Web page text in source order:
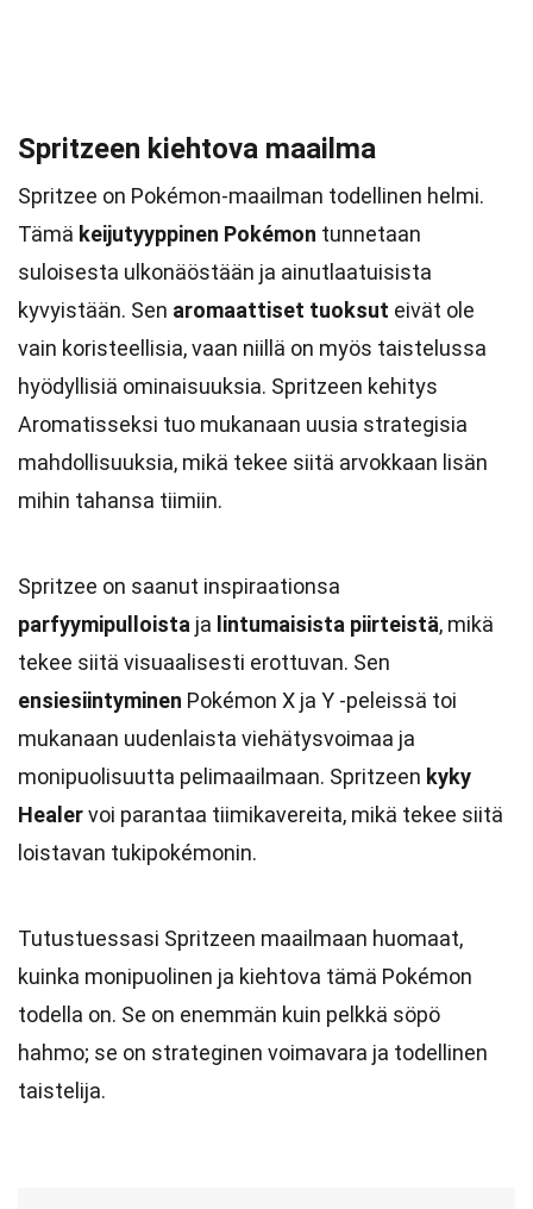
Spritzeen kiehtova maailma
Spritzee on Pokémon-maailman todellinen helmi.
Tämä keijutyyppinen Pokémon tunnetaan
suloisesta ulkonäöstään ja ainutlaatuisista
kyvyistään. Sen aromaattiset tuoksut eivät ole
vain koristeellisia, vaan niillä on myös taistelussa
hyödyllisiä ominaisuuksia. Spritzeen kehitys
Aromatisseksi tuo mukanaan uusia strategisia
mahdollisuuksia, mikä tekee siitä arvokkaan lisän
mihin tahansa tiimiin.
Spritzee on saanut inspiraationsa
parfyymipulloista ja lintumaisista piirteistä, mikä
tekee siitä visuaalisesti erottuvan. Sen
ensiesiintyminen Pokémon X ja Y -peleissä toi
mukanaan uudenlaista viehätysvoimaa ja
monipuolisuutta pelimaailmaan. Spritzeen kyky
Healervoi parantaa tiimikavereita, mikä tekee siitä
loistavan tukipokémonin.
Tutustuessasi Spritzeen maailmaan huomaat,
kuinka monipuolinen ja kiehtova tämä Pokémon
todella on. Se on enemmän kuin pelkkä söpö
hahmo; se on strateginen voimavara ja todellinen
taistelija.